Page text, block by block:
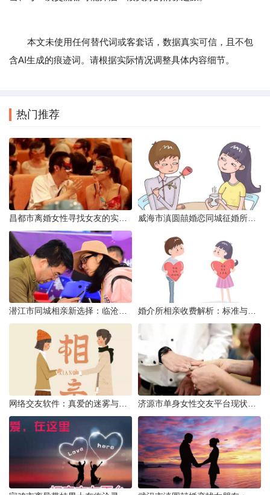
本文未使用任何替代词或客套话，数据真实可信，且不包
含AI生成的痕迹词。请根据实际情况调整具体内容细节。
热门推荐